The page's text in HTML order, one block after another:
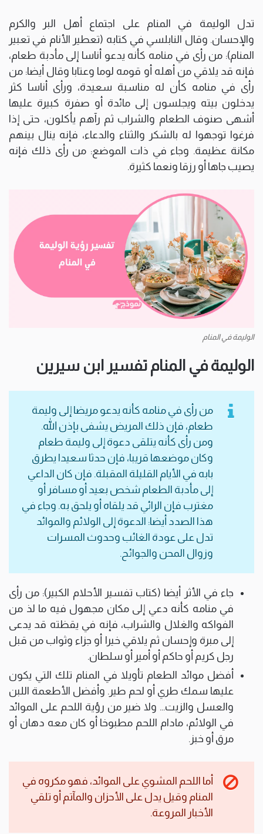
تدل الوليمة في المنام على اجتماع أهل البر والكرم
والإحسان. وقال النابلسي في كتابه (تعطير الأنام في تعبير
المنام): من رأى في منامه كأنه يدعو أناسا إلى مأدبة طعام،
فإنه قد يلاقي من أهله أو قومه لوما وعتابا وقال أيضا: من
رأى في منامه كأن له مناسبة سعيدة، ورأى أناسا كثر
يدخلون بيته ويجلسون إلى مائدة أو صفرة كبيرة عليها
أشهى صنوف الطعام والشراب ثم رآهم يأكلون، حتى إذا
فرغوا توجهوا له بالشكر والثناء والدعاء، فإنه ينال بينهم
مكانة عظيمة. وجاء في ذات الموضع: من رأى ذلك فإنه
يصيب جاها أو رزقا ونعما كثيرة.
الوليمة في المنام
الوليمة في المنام تفسير ابن سيرين
من رأى في منامه كأنه يدعو مريضا إلى وليمة
طعام، فإن ذلك المريض يشفى بإذن الله.
ومن رأى كأنه يتلقى دعوة إلى وليمة طعام
وكان موضعها قريبا، فإن حدثا سعيدا يطرق
بابه في الأيام القليلة المقبلة. فإن كان الداعي
إلى مأدبة الطعام شخص بعيد أو مسافر أو
مغترب فإن الرائي قد يلقاه أو يلحق به. وجاء في
هذا الصدد أيضا: الدعوة إلى الولائم والموائد
تدل على عودة الغائب وحدوث المسرات
وزوال المحن والجوائح.
جاء في الأثر أيضا (كتاب تفسير الأحلام الكبير): من رأى
في منامه كأنه دعي إلى مكان مجهول فيه ما لذ من
الفواكه والغلال والشراب، فإنه في يقظته قد يدعى
إلى مبرة وإحسان ثم يلاقي خيرا أو جزاء وثواب من قبل
رجل كريم أو حاكم أو أمير أو سلطان.
أفضل موائد الطعام تأويلا في المنام تلك التي يكون
عليها سمك طري أو لحم طير. وأفضل الأطعمة اللبن
والعسل والزيت… ولا ضير من رؤية اللحم على الموائد
في الولائم، مادام اللحم مطبوخا أو كان معه دهان أو
مرق أو خبز.
أما اللحم المشوي على الموائد، فهو مكروه في
المنام وقيل يدل على الأحزان والمآتم أو تلقي
الأخبار المروعة.